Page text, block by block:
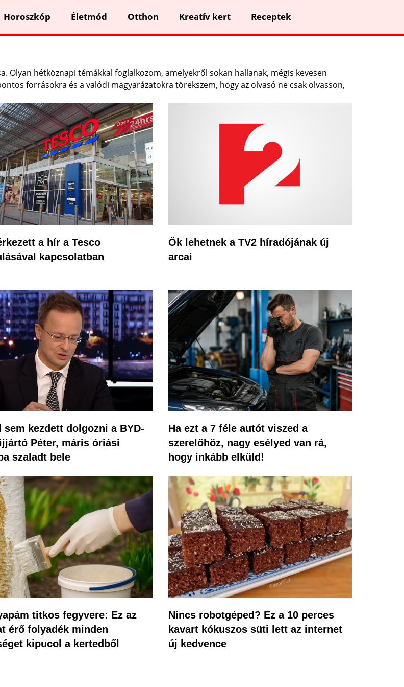
Horoszkóp Életmód Otthon Kreatív kert Receptek
Olyan hétköznapi témákkal foglalkozom, amelyekről sokan hallanak, mégis kevesen
forrásokra és a valódi magyarázatokra törekszem, hogy az olvasó ne csak olvasson,
a hír a Tesco
kapcsolatban
Ők lehetnek a TV2 híradójának új
arcai
sem kezdett dolgozni a BYD-
Péter, máris óriási
szaladt bele
Ha ezt a 7 féle autót viszed a
szerelőhöz, nagy esélyed van rá,
hogy inkább elküld!
titkos fegyvere: Ez az
érő folyadék minden
kipucol a kertedből
Nincs robotgéped? Ez a 10 perces
kavart kókuszos süti lett az internet
új kedvence